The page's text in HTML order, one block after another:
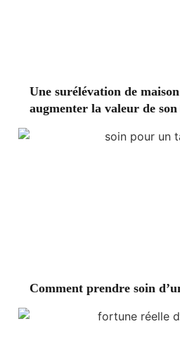
Une surélévation de
augmenter la valeur de son
Comment prendre soin